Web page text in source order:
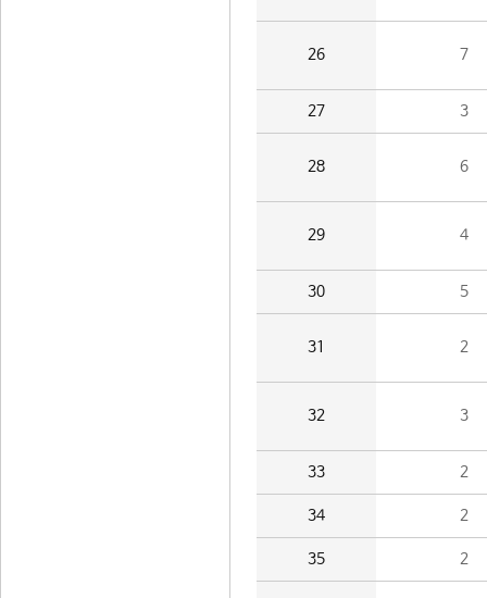
26 7
27 3
28 6
29 4
30 5
31 2
32 3
33 2
34 2
35 2